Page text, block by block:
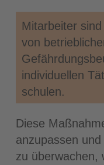
Mitarbeiter
von
individuellen
schulen.
Diese
anzupassen
zu überwachen,